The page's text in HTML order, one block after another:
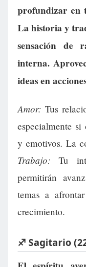
profundizar en
La historia y
sensación de
interna.
ideas en
Amor: Tus
especialmente si
y emotivos. La
Trabajo: Tu
permitirán
temas a
crecimiento.
♐ Sagitario